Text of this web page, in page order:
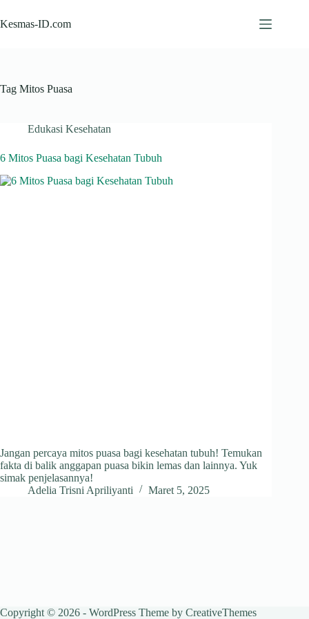
to
content
Kesmas-ID.com
Tag Mitos Puasa
Edukasi Kesehatan
6 Mitos Puasa bagi Kesehatan Tubuh
Jangan percaya mitos puasa bagi kesehatan tubuh! Temukan
fakta di balik anggapan puasa bikin lemas dan lainnya. Yuk
simak penjelasannya!
Adelia Trisni Apriliyanti
Maret 5, 2025
Copyright © 2026 - WordPress Theme by CreativeThemes